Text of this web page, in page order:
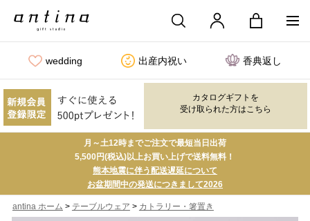
wedding 出産内祝い 香典返し
カタログギフトを
受け取られた方はこちら
月～土12時までご注文で最短当日出荷
5,500円(税込)以上お買い上げで送料無料！
熊本地震に伴う配送遅延について
お盆期間中の発送につきまして2026
antina ホーム > テーブルウェア > カトラリー・箸置き